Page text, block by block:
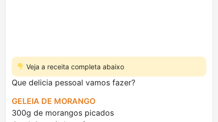
Veja a receita completa abaixo
Que delicia pessoal vamos fazer?
GELEIA DE MORANGO
300g de morangos picados